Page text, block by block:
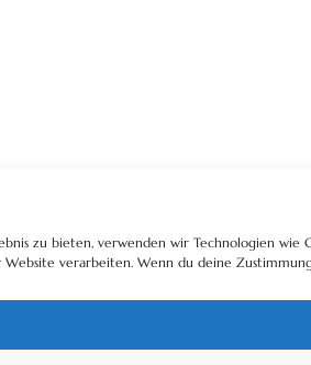
zu bieten, verwenden wir Technologien
Website verarbeiten. Wenn du deine